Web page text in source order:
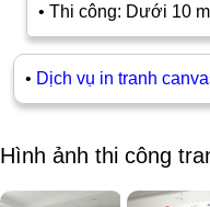
• Thi công: Dưới 10
• Dịch vụ in tranh
Hình ảnh thi công